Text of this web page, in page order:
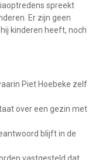
spreekt
Er zijn geen
kinderen heeft, noch
Piet Hoebeke zelf
over een gezin met
blijft in de